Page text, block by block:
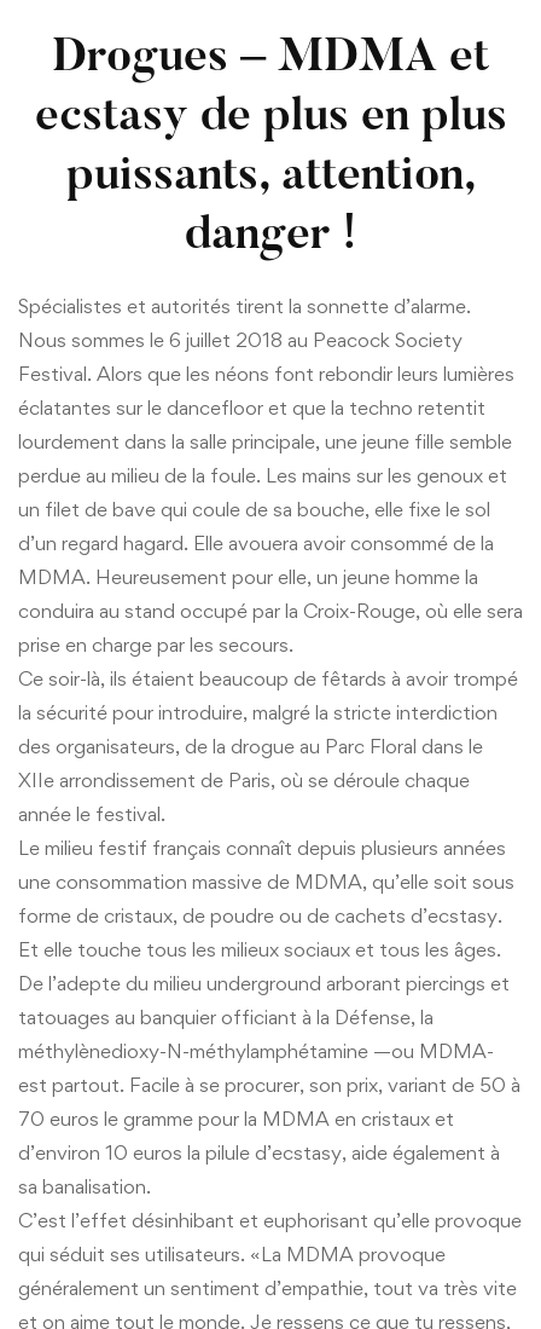
Drogues – MDMA et
ecstasy de plus en plus
puissants, attention,
danger !
Spécialistes et autorités tirent la sonnette d’alarme.
Nous sommes le 6 juillet 2018 au Peacock Society
Festival. Alors que les néons font rebondir leurs lumières
éclatantes sur le dancefloor et que la techno retentit
lourdement dans la salle principale, une jeune fille semble
perdue au milieu de la foule. Les mains sur les genoux et
un filet de bave qui coule de sa bouche, elle fixe le sol
d’un regard hagard. Elle avouera avoir consommé de la
MDMA. Heureusement pour elle, un jeune homme la
conduira au stand occupé par la Croix-Rouge, où elle sera
prise en charge par les secours.
Ce soir-là, ils étaient beaucoup de fêtards à avoir trompé
la sécurité pour introduire, malgré la stricte interdiction
des organisateurs, de la drogue au Parc Floral dans le
XIIe arrondissement de Paris, où se déroule chaque
année le festival.
Le milieu festif français connaît depuis plusieurs années
une consommation massive de MDMA, qu’elle soit sous
forme de cristaux, de poudre ou de cachets d’ecstasy.
Et elle touche tous les milieux sociaux et tous les âges.
De l’adepte du milieu underground arborant piercings et
tatouages au banquier officiant à la Défense, la
méthylènedioxy-N-méthylamphétamine —ou MDMA-
est partout. Facile à se procurer, son prix, variant de 50 à
70 euros le gramme pour la MDMA en cristaux et
d’environ 10 euros la pilule d’ecstasy, aide également à
sa banalisation.
C’est l’effet désinhibant et euphorisant qu’elle provoque
qui séduit ses utilisateurs. «La MDMA provoque
généralement un sentiment d’empathie, tout va très vite
et on aime tout le monde. Je ressens ce que tu ressens,